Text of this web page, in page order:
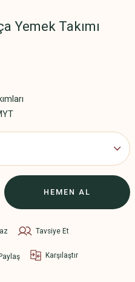
Yemek Takımı
HEMEN AL
Tavsiye Et
Karşılaştır